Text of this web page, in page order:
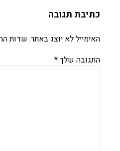
כתיבת תגובה
האימייל לא יוצג באתר. שדות
התגובה שלך*